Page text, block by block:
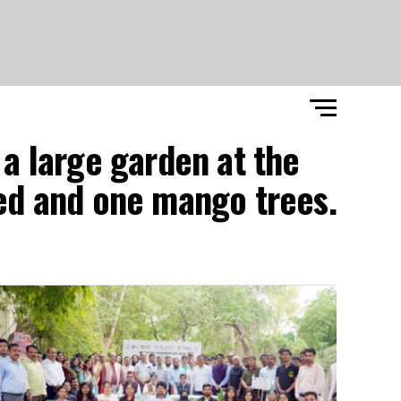
large garden at the
and one mango trees.